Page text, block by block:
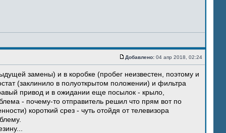
Добавлено: 04 апр 2018, 02:24
замены) и в коробке (пробег неизвестен, поэтому и
(заклинило в полуоткрытом положении) и фильтра
привод и в ожидании еще посылок - крыло,
- почему-то отправитель решил что прям вот по
короткий срез - чуть отойдя от телевизора